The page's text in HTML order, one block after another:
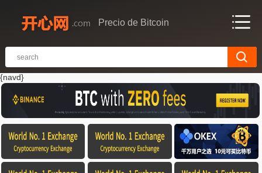
Precio de Bitcoin
{navd}